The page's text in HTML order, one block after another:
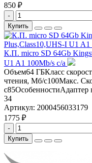
850 ₽
-
Купить
К.П. micro SD 64Gb
U1 A1 100Mb/s с/а
Объем64 ГБКласс
чтения, Мб/с100Макс.
с85ОсобенностиАдаптер
34
Артикул: 2000456033179
1775 ₽
-
Купить